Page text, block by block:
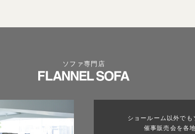
ソファ専門店
ショールーム以外で
催事販売会を各